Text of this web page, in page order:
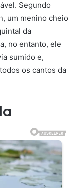
Segundo
um menino cheio
da
no entanto, ele
sumido e,
os cantos da